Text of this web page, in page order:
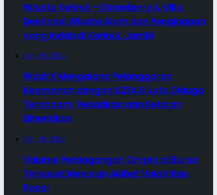
Wisata Kerinci – Strawberry & Villa:
Destinasi Wisata Alam dan Penginapan
yang Indah di Kerinci, Jambi
July 19, 2024
WazirX Mengalami Pelanggaran
Keamanan dengan $234,9 Juta Diduga
Terancam; Penarikan dan Setoran
Dihentikan
July 19, 2024
Volume Perdagangan Crypto di Bursa
Terpusat Menurun Akibat Volatilitas
Pasar